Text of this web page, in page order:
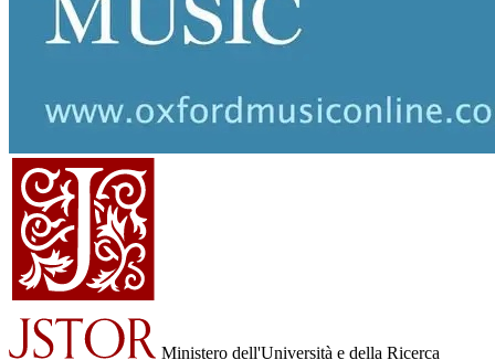
Ministero dell'Università e della Ricerca